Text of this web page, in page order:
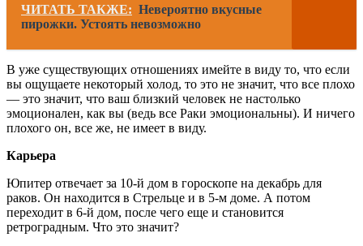
ЧИТАТЬ ТАКЖЕ: Невероятно вкусные
пирожки. Устоять невозможно
В уже существующих отношениях имейте в виду то, что если
вы ощущаете некоторый холод, то это не значит, что все плохо
— это значит, что ваш близкий человек не настолько
эмоционален, как вы (ведь все Раки эмоциональны). И ничего
плохого он, все же, не имеет в виду.
Карьера
Юпитер отвечает за 10-й дом в гороскопе на декабрь для
раков. Он находится в Стрельце и в 5-м доме. А потом
переходит в 6-й дом, после чего еще и становится
ретроградным. Что это значит?